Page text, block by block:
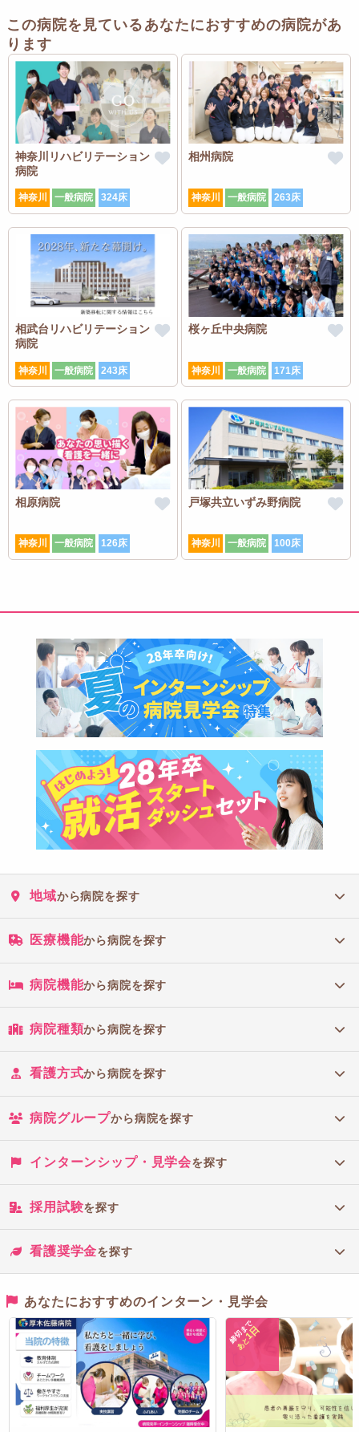
この病院を見ているあなたにおすすめの病院があ
ります
神奈川リハビリテーション
病院
神奈川 一般病院 324床
相州病院
神奈川 一般病院 263床
相武台リハビリテーション
病院
神奈川 一般病院 243床
桜ヶ丘中央病院
神奈川 一般病院 171床
相原病院
神奈川 一般病院 126床
戸塚共立いずみ野病院
神奈川 一般病院 100床
地域から病院を探す
医療機能から病院を探す
病院機能から病院を探す
病院種類から病院を探す
看護方式から病院を探す
病院グループから病院を探す
インターンシップ・見学会を探す
採用試験を探す
看護奨学金を探す
あなたにおすすめのインターン・見学会
締切まで
あと
1日